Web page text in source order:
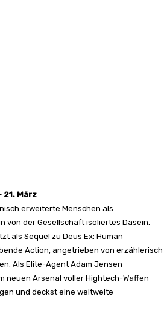
21. März
erweiterte Menschen als
von der Gesellschaft isoliertes Dasein.
als Sequel zu Deus Ex: Human
Action, angetrieben von erzählerisch
Als Elite-Agent Adam Jensen
neuen Arsenal voller Hightech-Waffen
und deckst eine weltweite